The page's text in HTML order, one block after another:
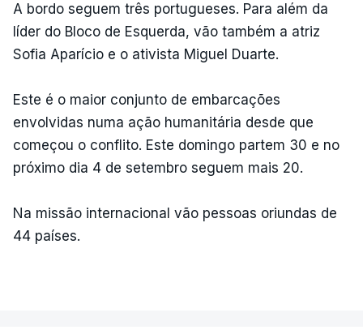
A bordo seguem três portugueses. Para além da
líder do Bloco de Esquerda, vão também a atriz
Sofia Aparício e o ativista Miguel Duarte.
Este é o maior conjunto de embarcações
envolvidas numa ação humanitária desde que
começou o conflito. Este domingo partem 30 e no
próximo dia 4 de setembro seguem mais 20.
Na missão internacional vão pessoas oriundas de
44 países.